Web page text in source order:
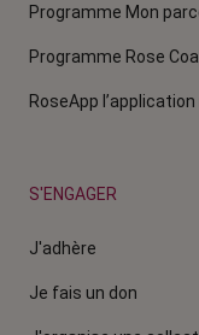
Programme Mon
Programme Rose
RoseApp
S'ENGAGER
J'adhère
Je fais un don